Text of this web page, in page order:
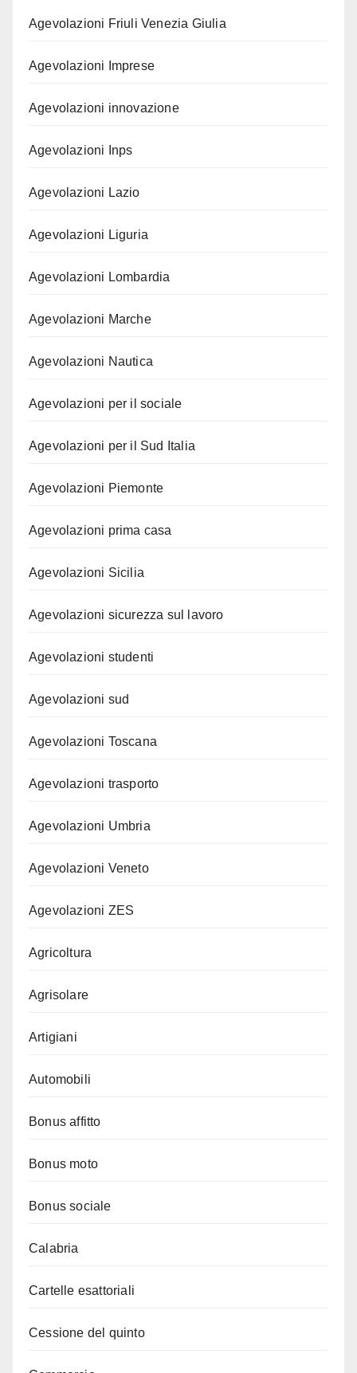
Agevolazioni Friuli Venezia Giulia
Agevolazioni Imprese
Agevolazioni innovazione
Agevolazioni Inps
Agevolazioni Lazio
Agevolazioni Liguria
Agevolazioni Lombardia
Agevolazioni Marche
Agevolazioni Nautica
Agevolazioni per il sociale
Agevolazioni per il Sud Italia
Agevolazioni Piemonte
Agevolazioni prima casa
Agevolazioni Sicilia
Agevolazioni sicurezza sul lavoro
Agevolazioni studenti
Agevolazioni sud
Agevolazioni Toscana
Agevolazioni trasporto
Agevolazioni Umbria
Agevolazioni Veneto
Agevolazioni ZES
Agricoltura
Agrisolare
Artigiani
Automobili
Bonus affitto
Bonus moto
Bonus sociale
Calabria
Cartelle esattoriali
Cessione del quinto